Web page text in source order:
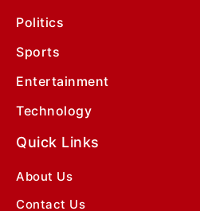
Politics
Sports
Entertainment
Technology
Quick Links
About Us
Contact Us